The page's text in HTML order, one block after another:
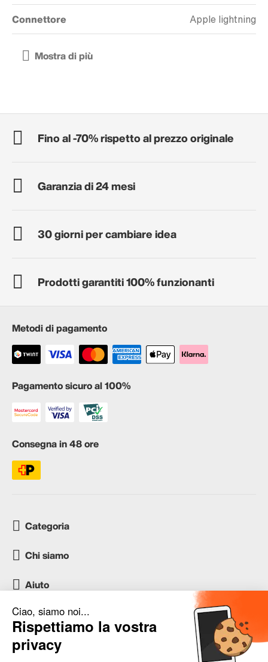
Connettore Apple lightning
Fino al -70% rispetto al prezzo originale
Garanzia di 24 mesi
30 giorni per cambiare idea
Prodotti garantiti 100% funzionanti
Metodi di pagamento
Pagamento sicuro al 100%
Consegna in 48 ore
Categoria
Chi siamo
Aiuto
Servizio clienti
occasion.migros.mobile@recommerce.com